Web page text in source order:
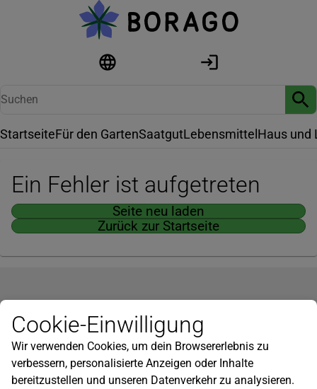
StartseiteFür den GartenSaatgutLebensmittel Haus und
Ein Fehler ist aufgetreten
Seite neu laden
Zurück zur Startseite
Newsletter
Infos zu neuen Produkten, Gartentipps und mehr findest du in
unserem Newsletter!
Cookie-Einwilligung
Wir verwenden Cookies, um dein Browsererlebnis zu
verbessern, personalisierte Anzeigen oder Inhalte
bereitzustellen und unseren Datenverkehr zu analysieren.